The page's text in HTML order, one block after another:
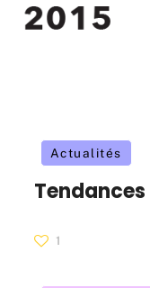
Actualités
Tendances
1